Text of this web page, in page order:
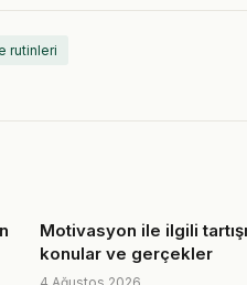
rutinleri
Motivasyon ile ilgili
konular ve gerçekler